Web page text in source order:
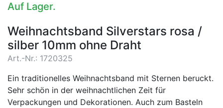
Auf Lager.
Weihnachtsband Silverstars rosa /
silber 10mm ohne Draht
Art.-Nr.: 1720325
Ein traditionelles Weihnachtsband mit Sternen beruckt.
Sehr schön in der weihnachtlichen Zeit für
Verpackungen und Dekorationen. Auch zum Basteln